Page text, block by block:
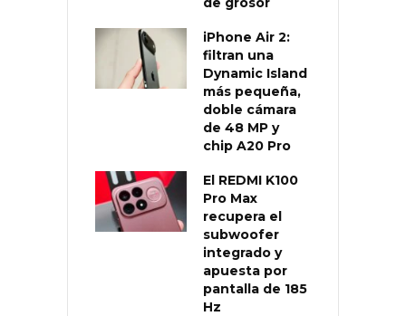
iPhone Air 2:
filtran una
Dynamic Island
más pequeña,
doble cámara
de 48 MP y
chip A20 Pro
El REDMI K100
Pro Max
recupera el
subwoofer
integrado y
apuesta por
pantalla de 185
Hz